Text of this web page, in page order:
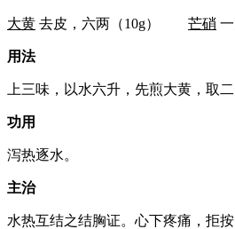
大黄 去皮，六两（10g） 芒硝
用法
上三味，以水六升，先煎大黄，取
功用
泻热逐水。
主治
水热互结之结胸证。心下疼痛，拒